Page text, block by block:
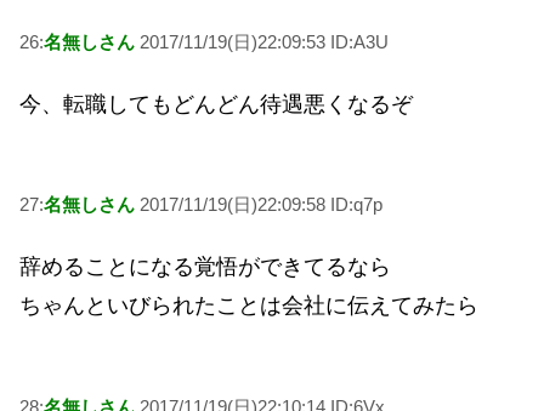
26:名無しさん 2017/11/19(日)22:09:53 ID:A3U
今、転職してもどんどん待遇悪くなるぞ
27:名無しさん 2017/11/19(日)22:09:58 ID:q7p
辞めることになる覚悟ができてるなら
ちゃんといびられたことは会社に伝えてみたら
28:名無しさん 2017/11/19(日)22:10:14 ID:6Vx